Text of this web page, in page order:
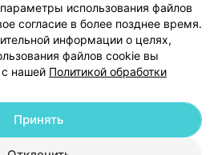
персональных данных
191700409
| 220012, Республика Беларусь,
использования файлов
согласие в более позднее время.
информации о целях,
файлов cookie вы
нашей Политикой обработки
Принять